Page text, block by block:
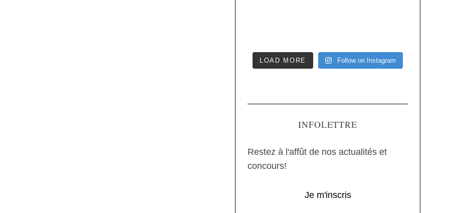
LOAD MORE Follow on Instagram
INFOLETTRE
Restez à l'affût de nos actualités et
concours!
Je m'inscris